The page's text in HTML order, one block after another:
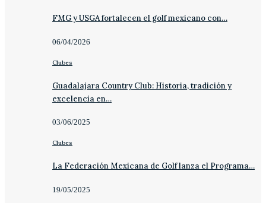
FMG y USGA fortalecen el golf mexicano con…
06/04/2026
Clubes
Guadalajara Country Club: Historia, tradición y
excelencia en…
03/06/2025
Clubes
La Federación Mexicana de Golf lanza el Programa…
19/05/2025